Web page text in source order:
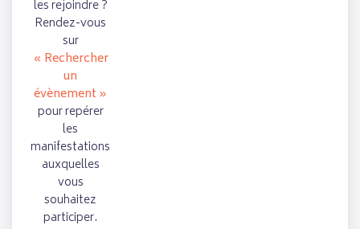
les rejoindre ?
Rendez-vous
sur
« Rechercher
un
évènement »
pour repérer
les
manifestations
auxquelles
vous
souhaitez
participer.